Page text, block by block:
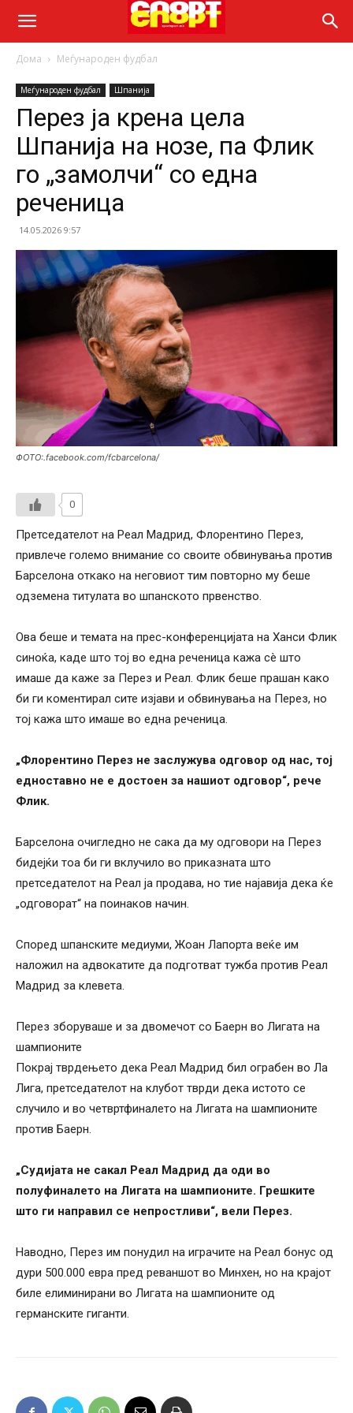
Дома Меѓународен фудбал
Меѓународен фудбал Шпанија
Перез ја крена цела
Шпанија на нозе, па Флик
го „замолчи“ со една
реченица
14.05.2026 9:57
ФОТО:.facebook.com/fcbarcelona/
0
Претседателот на Реал Мадрид, Флорентино Перез,
привлече големо внимание со своите обвинувања против
Барселона откако на неговиот тим повторно му беше
одземена титулата во шпанското првенство.
Ова беше и темата на прес-конференцијата на Ханси Флик
синоќа, каде што тој во една реченица кажа сè што
имаше да каже за Перез и Реал. Флик беше прашан како
би ги коментирал сите изјави и обвинувања на Перез, но
тој кажа што имаше во една реченица.
„Флорентино Перез не заслужува одговор од нас, тој
едноставно не е достоен за нашиот одговор“, рече
Флик.
Барселона очигледно не сака да му одговори на Перез
бидејќи тоа би ги вклучило во приказната што
претседателот на Реал ја продава, но тие најавија дека ќе
„одговорат“ на поинаков начин.
Според шпанските медиуми, Жоан Лапорта веќе им
наложил на адвокатите да подготват тужба против Реал
Мадрид за клевета.
Перез зборуваше и за двомечот со Баерн во Лигата на
шампионите
Покрај тврдењето дека Реал Мадрид бил ограбен во Ла
Лига, претседателот на клубот тврди дека истото се
случило и во четвртфиналето на Лигата на шампионите
против Баерн.
„Судијата не сакал Реал Мадрид да оди во
полуфиналето на Лигата на шампионите. Грешките
што ги направил се непростливи“, вели Перез.
Наводно, Перез им понудил на играчите на Реал бонус од
дури 500.000 евра пред реваншот во Минхен, но на крајот
биле елиминирани во Лигата на шампионите од
германските гиганти.